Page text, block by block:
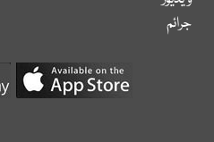
جرائم